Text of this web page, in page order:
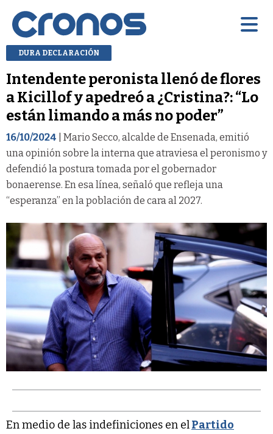
DURA DECLARACIÓN
Intendente peronista llenó de flores
a Kicillof y apedreó a ¿Cristina?: “Lo
están limando a más no poder”
16/10/2024 | Mario Secco, alcalde de Ensenada, emitió
una opinión sobre la interna que atraviesa el peronismo y
defendió la postura tomada por el gobernador
bonaerense. En esa línea, señaló que refleja una
“esperanza” en la población de cara al 2027.
En medio de las indefiniciones en elPartido